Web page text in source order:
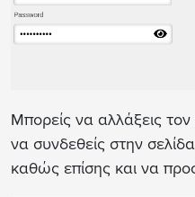
Μπορείς να αλλάξεις
να συνδεθείς στην
καθώς επίσης και να